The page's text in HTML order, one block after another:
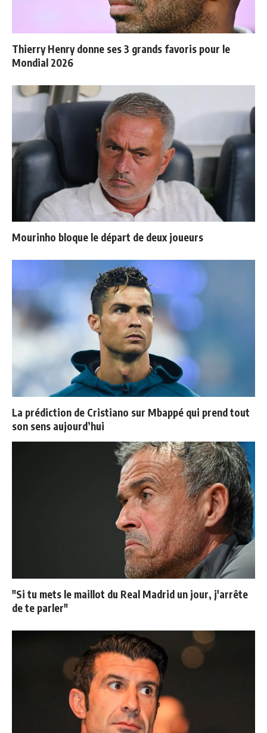
Thierry Henry donne ses 3 grands favoris pour le
Mondial 2026
Mourinho bloque le départ de deux joueurs
La prédiction de Cristiano sur Mbappé qui prend tout
son sens aujourd’hui
"Si tu mets le maillot du Real Madrid un jour, j'arrête
de te parler"